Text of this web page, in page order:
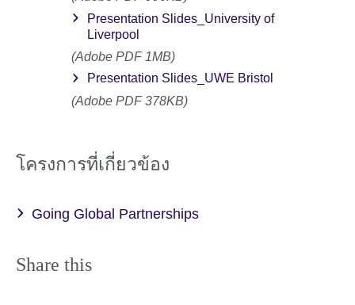
Presentation Slides_University of
Liverpool
(Adobe PDF 1MB)
Presentation Slides_UWE Bristol
(Adobe PDF 378KB)
โครงการที่เกี่ยวข้อง
Going Global Partnerships
Share this